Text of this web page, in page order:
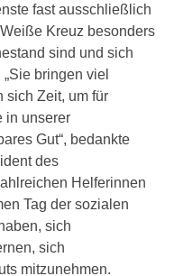
fast ausschließlich
Kreuz besonders
sind und sich
bringen viel
sich Zeit, um für
in unserer
Gut“, bedankte
des
Helferinnen
Tag der sozialen
sich
sich
mitzunehmen.